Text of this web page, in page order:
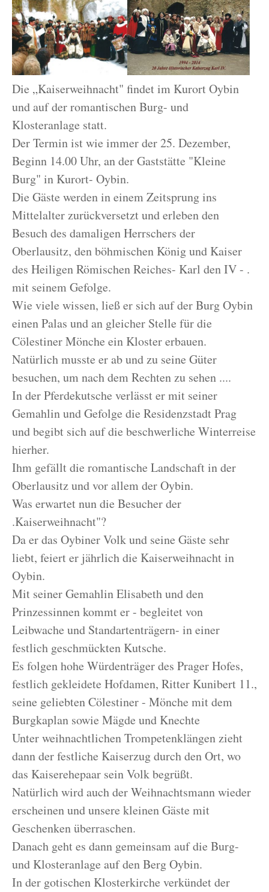
Die „Kaiserweihnacht" findet im Kurort Oybin
und auf der romantischen Burg- und
Klosteranlage statt.
Der Termin ist wie immer der 25. Dezember,
Beginn 14.00 Uhr, an der Gaststätte "Kleine
Burg" in Kurort- Oybin.
Die Gäste werden in einem Zeitsprung ins
Mittelalter zurückversetzt und erleben den
Besuch des damaligen Herrschers der
Oberlausitz, den böhmischen König und Kaiser
des Heiligen Römischen Reiches- Karl den IV - .
mit seinem Gefolge.
Wie viele wissen, ließ er sich auf der Burg Oybin
einen Palas und an gleicher Stelle für die
Cölestiner Mönche ein Kloster erbauen.
Natürlich musste er ab und zu seine Güter
besuchen, um nach dem Rechten zu sehen ....
In der Pferdekutsche verlässt er mit seiner
Gemahlin und Gefolge die Residenzstadt Prag
und begibt sich auf die beschwerliche Winterreise
hierher.
Ihm gefällt die romantische Landschaft in der
Oberlausitz und vor allem der Oybin.
Was erwartet nun die Besucher der
.Kaiserweihnacht"?
Da er das Oybiner Volk und seine Gäste sehr
liebt, feiert er jährlich die Kaiserweihnacht in
Oybin.
Mit seiner Gemahlin Elisabeth und den
Prinzessinnen kommt er - begleitet von
Leibwache und Standartenträgern- in einer
festlich geschmückten Kutsche.
Es folgen hohe Würdenträger des Prager Hofes,
festlich gekleidete Hofdamen, Ritter Kunibert 11.,
seine geliebten Cölestiner - Mönche mit dem
Burgkaplan sowie Mägde und Knechte
Unter weihnachtlichen Trompetenklängen zieht
dann der festliche Kaiserzug durch den Ort, wo
das Kaiserehepaar sein Volk begrüßt.
Natürlich wird auch der Weihnachtsmann wieder
erscheinen und unsere kleinen Gäste mit
Geschenken überraschen.
Danach geht es dann gemeinsam auf die Burg-
und Klosteranlage auf den Berg Oybin.
In der gotischen Klosterkirche verkündet der